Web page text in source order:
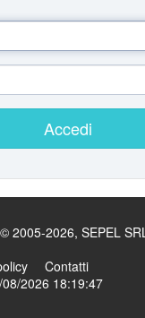
Accedi
2026, SEPEL
Contatti
2026 18:19:47